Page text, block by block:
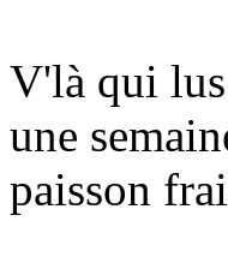
V'là qui
une
paisson